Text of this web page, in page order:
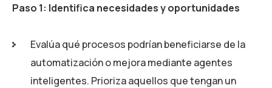
Paso 1: Identifica necesidades y oportunidades
Evalúa qué procesos podrían beneficiarse de la
automatización o mejora mediante agentes
inteligentes. Prioriza aquellos que tengan un